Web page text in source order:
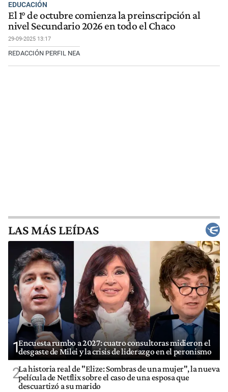
EDUCACIÓN
El 1° de octubre comienza la preinscripción al
nivel Secundario 2026 en todo el Chaco
29-09-2025 13:17
REDACCIÓN PERFIL NEA
LAS MÁS LEÍDAS
1Encuesta rumbo a 2027: cuatro consultoras midieron el
desgaste de Milei y la crisis de liderazgo en el peronismo
2La historia real de "Elize: Sombras de una mujer", la nueva
película de Netflix sobre el caso de una esposa que
descuartizó a su marido